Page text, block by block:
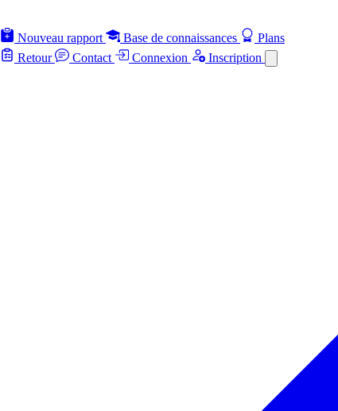
Nouveau rapport Base de connaissances
Plans
Retour
Contact Connexion Inscription